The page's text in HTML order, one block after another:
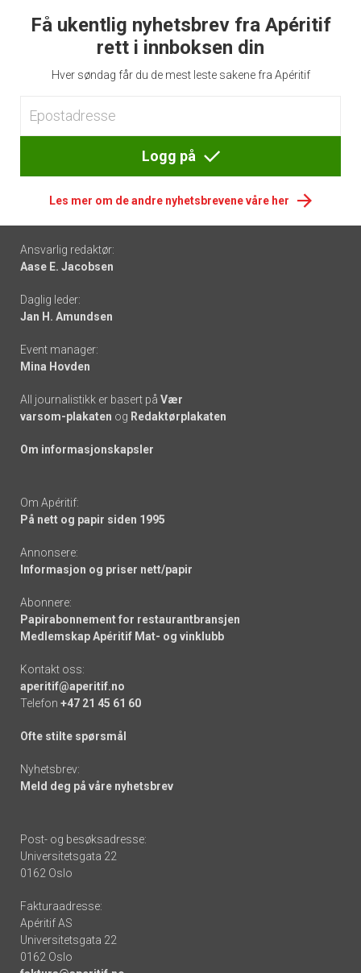
Få ukentlig nyhetsbrev fra Apéritif
rett i innboksen din
Hver søndag får du de mest leste sakene fra Apéritif
Logg på
Les mer om de andre nyhetsbrevene våre her
Footer
-
links
Ansvarlig redaktør:
Aase E. Jacobsen
Daglig leder:
Jan H. Amundsen
Event manager:
Mina Hovden
All journalistikk er basert på Vær
varsom-plakaten og Redaktørplakaten
Om informasjonskapsler
Om Apéritif:
På nett og papir siden 1995
Annonsere:
Informasjon og priser nett/papir
Abonnere:
Papirabonnement for restaurantbransjen
Medlemskap Apéritif Mat- og vinklubb
Kontakt oss:
aperitif@aperitif.no
Telefon +47 21 45 61 60
Ofte stilte spørsmål
Nyhetsbrev:
Meld deg på våre nyhetsbrev
Post- og besøksadresse:
Universitetsgata 22
0162 Oslo
Fakturaadresse:
Apéritif AS
Universitetsgata 22
0162 Oslo